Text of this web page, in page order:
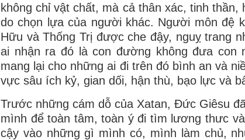
không chỉ vật chất, mà cả thân xác, tinh
do chọn lựa của người khác. Người môn đệ
Hữu và Thống Trị được che đậy, nguỵ trang
ai nhận ra đó là con đường không đưa con
mang lại cho những ai đi trên đó bình an và
vực sâu ích kỷ, gian dối, hận thù, bạo lực và
Trước những cám dỗ của Xatan, Đức Giêsu
mình để toàn tâm, toàn ý đi tìm lương thưc
cậy vào những gì mình có, mình làm chủ,